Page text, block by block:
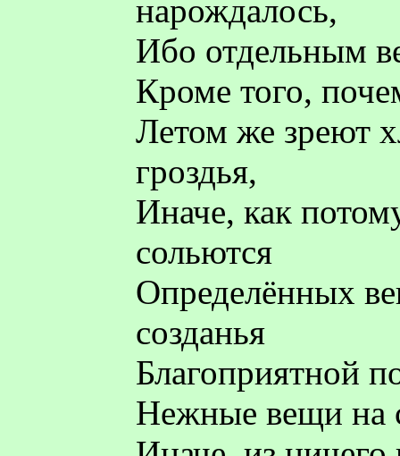
нарождалось,
Ибо отдельным
Кроме того,
Летом же зреют
гроздья,
Иначе, как
сольются
Определённых
созданья
Благоприятной
Нежные вещи на